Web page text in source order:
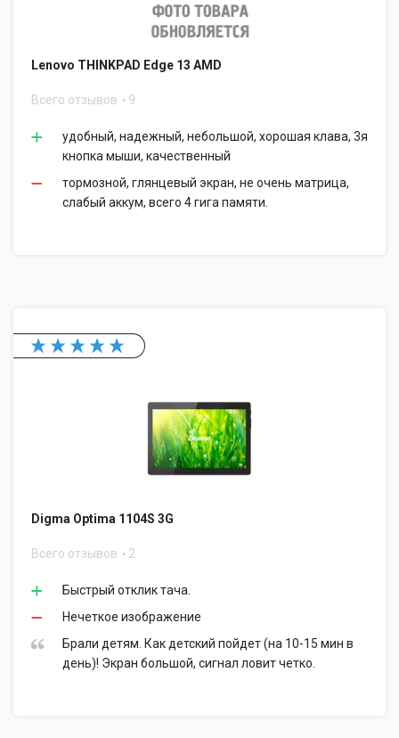
Lenovo THINKPAD Edge 13 AMD
Всего отзывов 9
удобный, надежный, небольшой, хорошая клава, 3я
кнопка мыши, качественный
тормозной, глянцевый экран, не очень матрица,
слабый аккум, всего 4 гига памяти.
Digma Optima 1104S 3G
Всего отзывов 2
Быстрый отклик тача.
Нечеткое изображение
Брали детям. Как детский пойдет (на 10-15 мин в
день)! Экран большой, сигнал ловит четко.